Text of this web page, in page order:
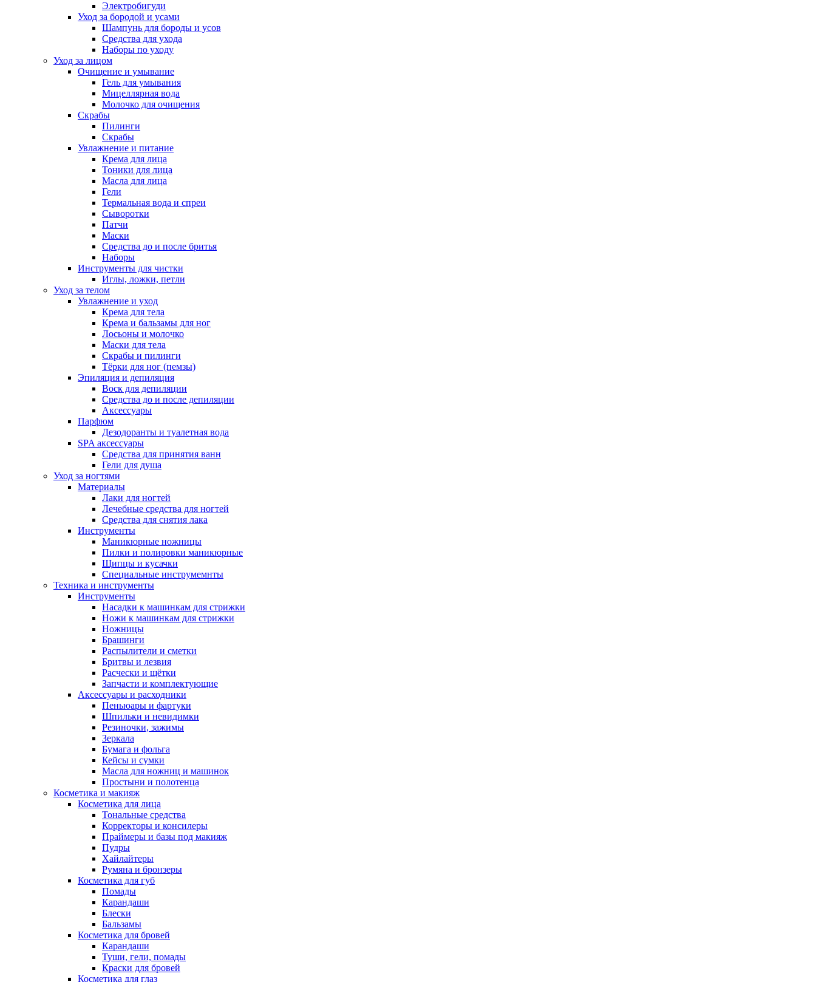
Электробигуди
Уход за бородой и усами
Шампунь для бороды и усов
Средства для ухода
Наборы по уходу
Уход за лицом
Очищение и умывание
Гель для умывания
Мицеллярная вода
Молочко для очищения
Скрабы
Пилинги
Скрабы
Увлажнение и питание
Крема для лица
Тоники для лица
Масла для лица
Гели
Термальная вода и спреи
Сыворотки
Патчи
Маски
Средства до и после бритья
Наборы
Инструменты для чистки
Иглы, ложки, петли
Уход за телом
Увлажнение и уход
Крема для тела
Крема и бальзамы для ног
Лосьоны и молочко
Маски для тела
Скрабы и пилинги
Тёрки для ног (пемзы)
Эпиляция и депиляция
Воск для депиляции
Средства до и после депиляции
Аксессуары
Парфюм
Дезодоранты и туалетная вода
SPA аксессуары
Средства для принятия ванн
Гели для душа
Уход за ногтями
Материалы
Лаки для ногтей
Лечебные средства для ногтей
Средства для снятия лака
Инструменты
Маникюрные ножницы
Пилки и полировки маникюрные
Щипцы и кусачки
Специальные инструмемнты
Техника и инструменты
Инструменты
Насадки к машинкам для стрижки
Ножи к машинкам для стрижки
Ножницы
Брашинги
Распылители и сметки
Бритвы и лезвия
Расчески и щётки
Запчасти и комплектующие
Аксессуары и расходники
Пеньюары и фартуки
Шпильки и невидимки
Резиночки, зажимы
Зеркала
Бумага и фольга
Кейсы и сумки
Масла для ножниц и машинок
Простыни и полотенца
Косметика и макияж
Косметика для лица
Тональные средства
Корректоры и консилеры
Праймеры и базы под макияж
Пудры
Хайлайтеры
Румяна и бронзеры
Косметика для губ
Помады
Карандаши
Блески
Бальзамы
Косметика для бровей
Карандаши
Туши, гели, помады
Краски для бровей
Косметика для глаз